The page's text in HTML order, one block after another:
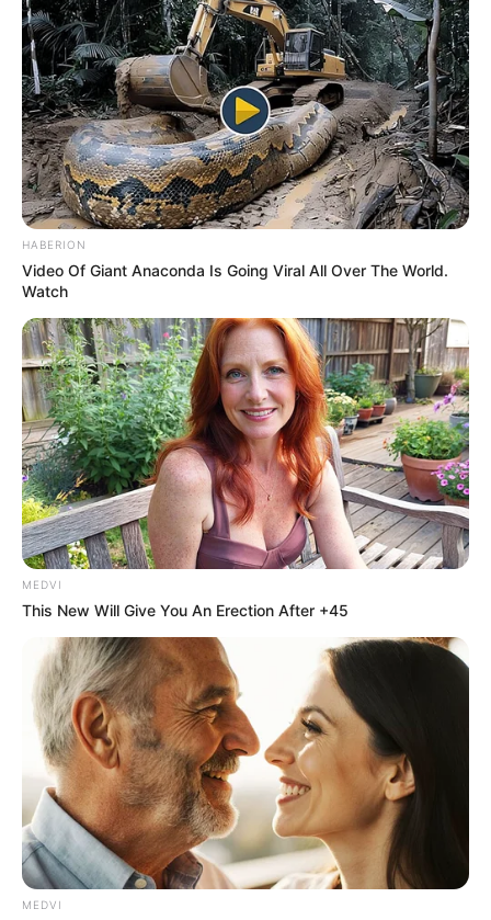
HABERION
Video Of Giant Anaconda Is Going Viral All Over The World.
Watch
MEDVI
This New Will Give You An Erection After +45
MEDVI